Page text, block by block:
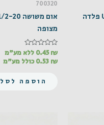
700320
מצופה
דורג
מתוך
0.45₪
ללא מע"מ
0.53 ₪ כולל מע"מ
הוספה לסל